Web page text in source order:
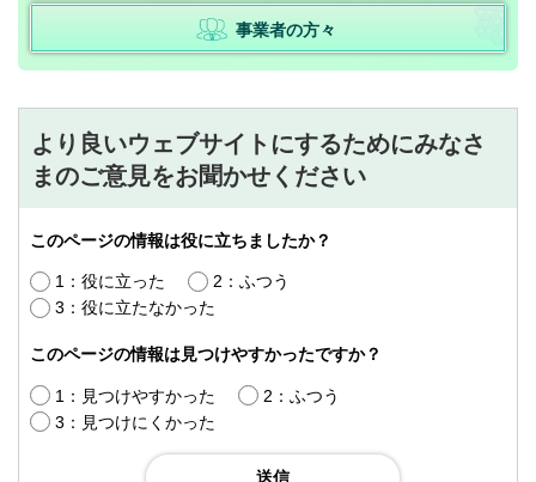
事業者の方々
より良いウェブサイトにするためにみなさ
まのご意見をお聞かせください
このページの情報は役に立ちましたか？
1：役に立った
2：ふつう
3：役に立たなかった
このページの情報は見つけやすかったですか？
1：見つけやすかった
2：ふつう
3：見つけにくかった